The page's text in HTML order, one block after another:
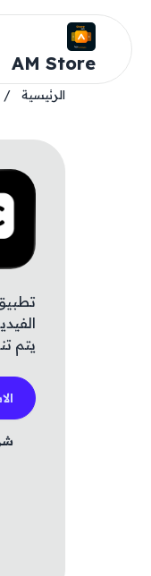
AM Store
الرئيسية /
يتم